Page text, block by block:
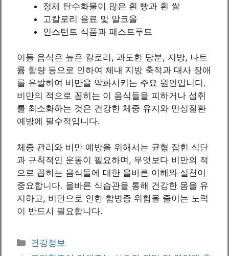
정제 탄수화물이 많은 흰 빵과 흰 쌀
고칼로리 음료 및 알코올
인스턴트 식품과 패스트푸드
이들 음식은 높은 칼로리, 과도한 당분, 지방, 나트
륨 함량 등으로 인하여 체내 지방 축적과 대사 장애
를 유발하여 비만을 악화시키는 주요 원인입니다.
비만의 적으로 꼽히는 이 음식들을 피하거나 섭취
를 최소화하는 것은 건강한 체중 유지와 만성질환
예방에 필수적입니다.
체중 관리와 비만 예방을 위해서는 균형 잡힌 식단
과 규칙적인 운동이 필요하며, 무엇보다 비만의 적
으로 꼽히는 음식들에 대한 올바른 이해와 실천이
중요합니다. 올바른 식습관을 통해 건강한 몸을 유
지하고, 비만으로 인한 합병증 위험을 줄이는 노력
이 반드시 필요합니다.
Categories
건강정보